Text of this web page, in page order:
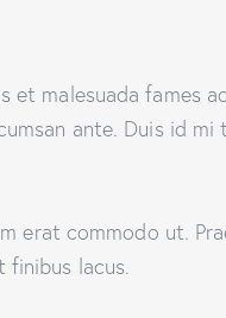
malesuada fames
ante. Duis id
erat commodo ut.
finibus lacus.